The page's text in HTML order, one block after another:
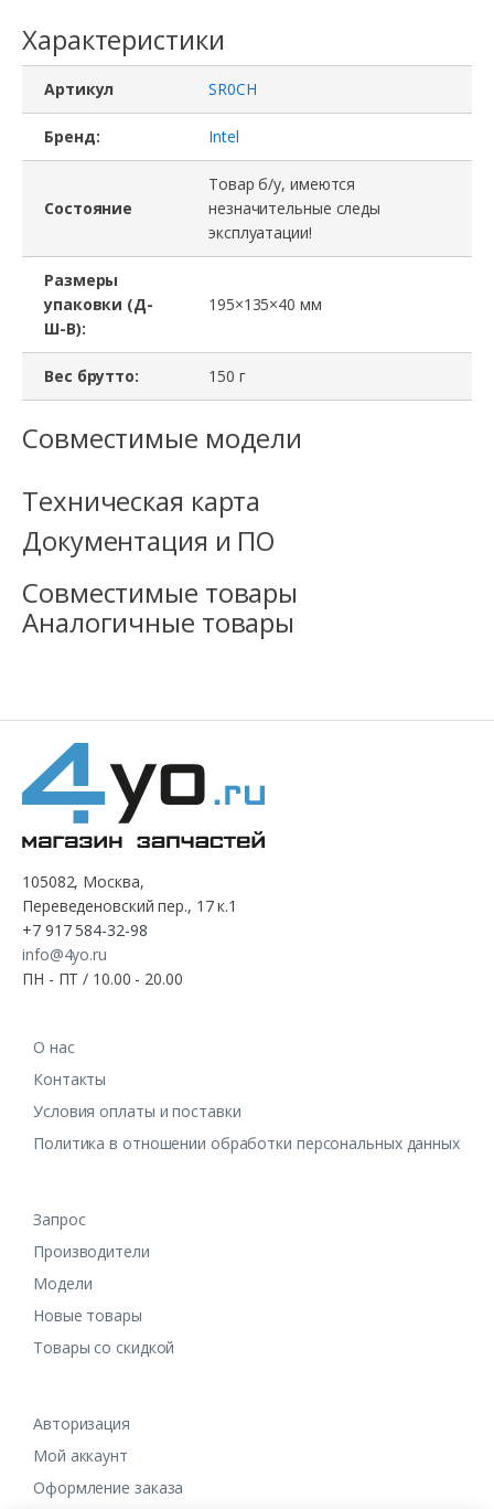
Характеристики
Артикул SR0CH
Бренд: Intel
Состояние
Товар б/у, имеются
незначительные следы
эксплуатации!
Размеры
упаковки (Д-
Ш-В):
195×135×40 мм
Вес брутто: 150 г
Совместимые модели
Техническая карта
Документация и ПО
Совместимые товары
Аналогичные товары
105082, Москва,
Переведеновский пер., 17 к.1
+7 917 584-32-98
info@4yo.ru
ПН - ПТ / 10.00 - 20.00
О нас
Контакты
Условия оплаты и поставки
Политика в отношении обработки персональных данных
Запрос
Производители
Модели
Новые товары
Товары со скидкой
Авторизация
Мой аккаунт
Оформление заказа